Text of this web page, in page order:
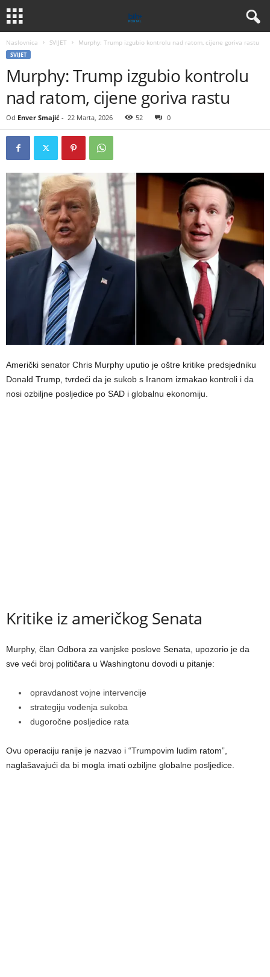
Naslovnica SVIJET Murphy: Trump izgubio kontrolu nad ratom, cijene goriva rastu
SVIJET
Murphy: Trump izgubio kontrolu
nad ratom, cijene goriva rastu
Od Enver Smajić - 22 Marta, 2026 52 0
Američki senator Chris Murphy uputio je oštre kritike predsjedniku
Donald Trump, tvrdeći da je sukob s Iranom izmakao kontroli i da
nosi ozbiljne posljedice po SAD i globalnu ekonomiju.
Kritike iz američkog Senata
Murphy, član Odbora za vanjske poslove Senata, upozorio je da
sve veći broj političara u Washingtonu dovodi u pitanje:
opravdanost vojne intervencije
strategiju vođenja sukoba
dugoročne posljedice rata
Ovu operaciju ranije je nazvao i “Trumpovim ludim ratom”,
naglašavajući da bi mogla imati ozbiljne globalne posljedice.